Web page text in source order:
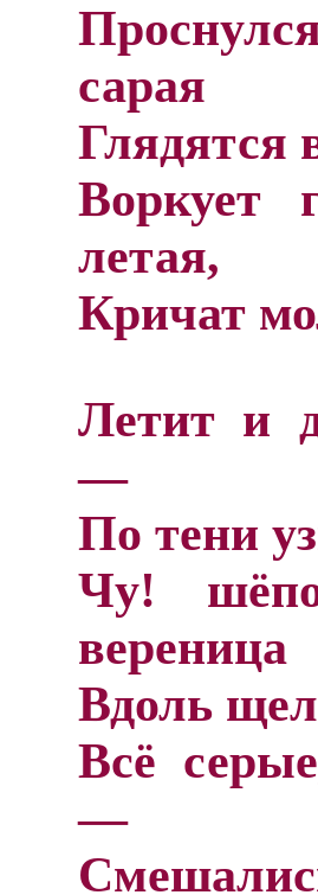
сарая
Глядятся
Воркует
летая,
Кричат
Летит и
—
По тени
Чу!
вереница
Вдоль
Всё
—